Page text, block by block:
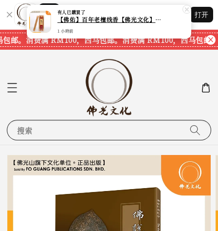
Shopping: 追踪您的订单
您信赖的商店
打开
邮。 消费满 RM100，西马包邮。消费满 RM100，西马包邮。
搜索
有人 已購買了